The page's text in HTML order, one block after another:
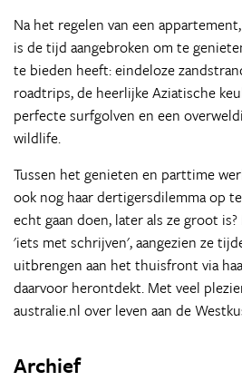
Na het regelen van een
is de tijd aangebroken om te
te bieden heeft: eindeloze
roadtrips, de heerlijke Aziatische
perfecte surfgolven en een
wildlife.
Tussen het genieten en parttime
ook nog haar dertigersdilemma op
echt gaan doen, later als ze groot
'iets met schrijven', aangezien ze
uitbrengen aan het thuisfront via
daarvoor herontdekt. Met veel
australie.nl over leven aan de
Archief